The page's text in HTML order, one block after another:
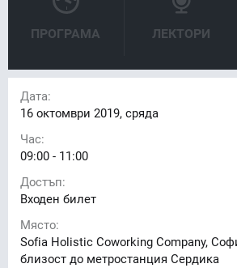
ПРОГРАМА ЛЕКТОРИ
Дата:
16 октомври 2019, сряда
Час:
09:00 - 11:00
Достъп:
Входен билет
Място:
Sofia Holistic Coworking Company,
близост до метростанция Сердика